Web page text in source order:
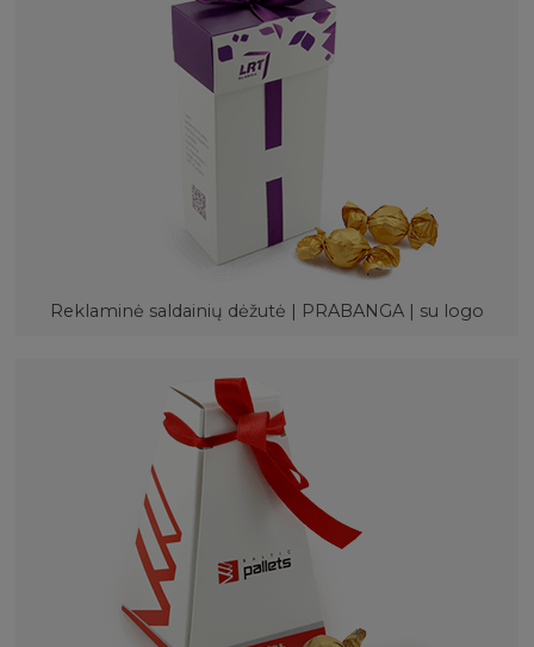
Reklaminė saldainių dėžutė | PRABANGA | su logo